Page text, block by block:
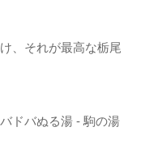
、それが最高な栃尾
ドバぬる湯 - 駒の湯